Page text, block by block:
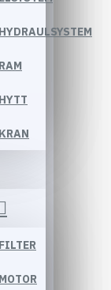
HYDRAULSYSTEM
RAM
HYTT
KRAN
FILTER
MOTOR